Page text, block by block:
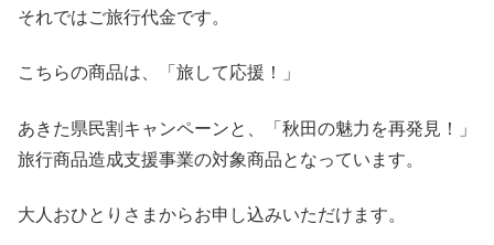
それではご旅行代金です。
こちらの商品は、「旅して応援！」
あきた県民割キャンペーンと、「秋田の魅力を再発見！」
旅行商品造成支援事業の対象商品となっています。
大人おひとりさまからお申し込みいただけます。